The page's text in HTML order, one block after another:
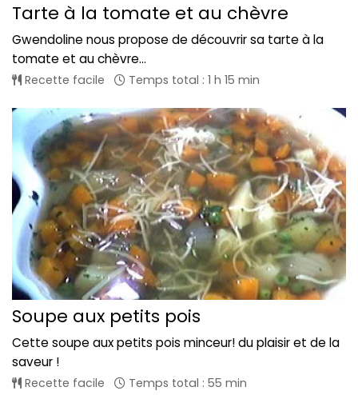
Tarte à la tomate et au chèvre
Gwendoline nous propose de découvrir sa tarte à la
tomate et au chèvre...
Recette facile Temps total : 1 h 15 min
Soupe aux petits pois
Cette soupe aux petits pois minceur! du plaisir et de la
saveur !
Recette facile Temps total : 55 min